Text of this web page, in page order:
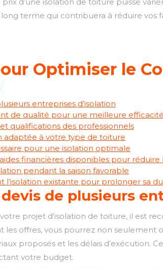
d’une isolation de toiture puisse
terme qui contribuera à réduire
Optimiser le
entreprises d’isolation
de qualité pour une meilleure efficacité
qualifications des professionnels
adaptée à votre type de toiture
pour une isolation optimale
financières disponibles pour réduire
pendant la saison favorable
existante pour prolonger sa
de plusieurs
projet d’isolation de toiture, il est
les offres, vous pourrez non
proposés et les délais d’exécution.
votre budget.